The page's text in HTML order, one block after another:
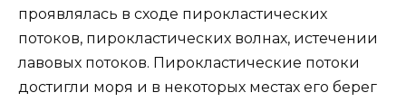
проявлялась в сходе пирокластических
потоков, пирокластических волнах, истечении
лавовых потоков. Пирокластические потоки
достигли моря и в некоторых местах его берег